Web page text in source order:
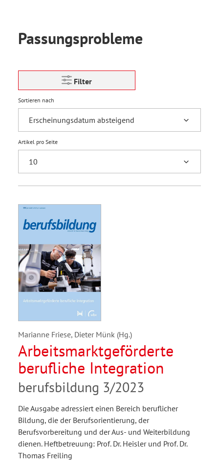
Passungsprobleme
Filter
Sortieren nach
Artikel pro Seite
Marianne Friese, Dieter Münk (Hg.)
Arbeitsmarktgeförderte
berufliche Integration
berufsbildung 3/2023
Die Ausgabe adressiert einen Bereich beruflicher
Bildung, die der Berufsorientierung, der
Berufsvorbereitung und der Aus- und Weiterbildung
dienen. Heftbetreuung: Prof. Dr. Heisler und Prof. Dr.
Thomas Freiling